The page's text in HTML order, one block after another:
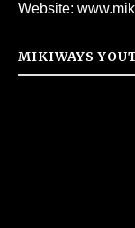
Website:
MIKIWAYS